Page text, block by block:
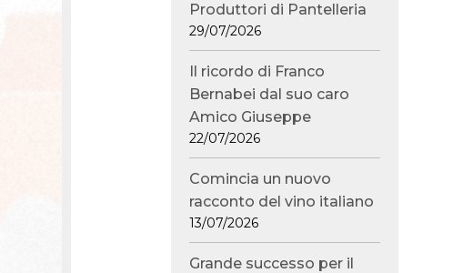
Produttori di Pantelleria
29/07/2026
Il ricordo di Franco
Bernabei dal suo caro
Amico Giuseppe
22/07/2026
Comincia un nuovo
racconto del vino italiano
13/07/2026
Grande successo per il